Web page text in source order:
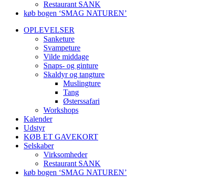
Restaurant SANK
køb bogen ‘SMAG NATUREN’
OPLEVELSER
Sanketure
Svampeture
Vilde middage
Snaps- og ginture
Skaldyr og tangture
Muslingture
Tang
Østerssafari
Workshops
Kalender
Udstyr
KØB ET GAVEKORT
Selskaber
Virksomheder
Restaurant SANK
køb bogen ‘SMAG NATUREN’